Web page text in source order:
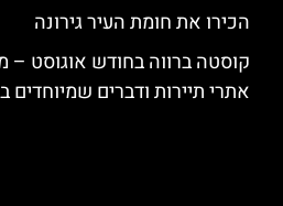
הכירו את חומת העיר גירונה
קוסטה ברווה בחודש אוגוסט –
אתרי תיירות ודברים שמיוחדים